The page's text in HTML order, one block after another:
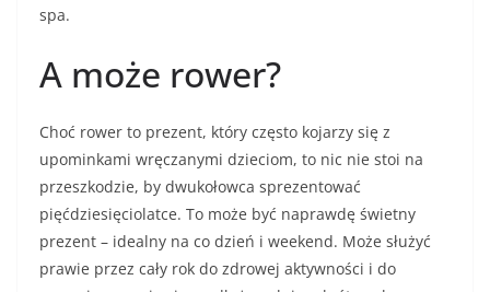
spa.
A może rower?
Choć rower to prezent, który często kojarzy się z
upominkami wręczanymi dzieciom, to nic nie stoi na
przeszkodzie, by dwukołowca sprezentować
pięćdziesięciolatce. To może być naprawdę świetny
prezent – idealny na co dzień i weekend. Może służyć
prawie przez cały rok do zdrowej aktywności i do